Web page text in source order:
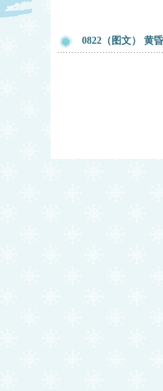
0822（图文） 黄